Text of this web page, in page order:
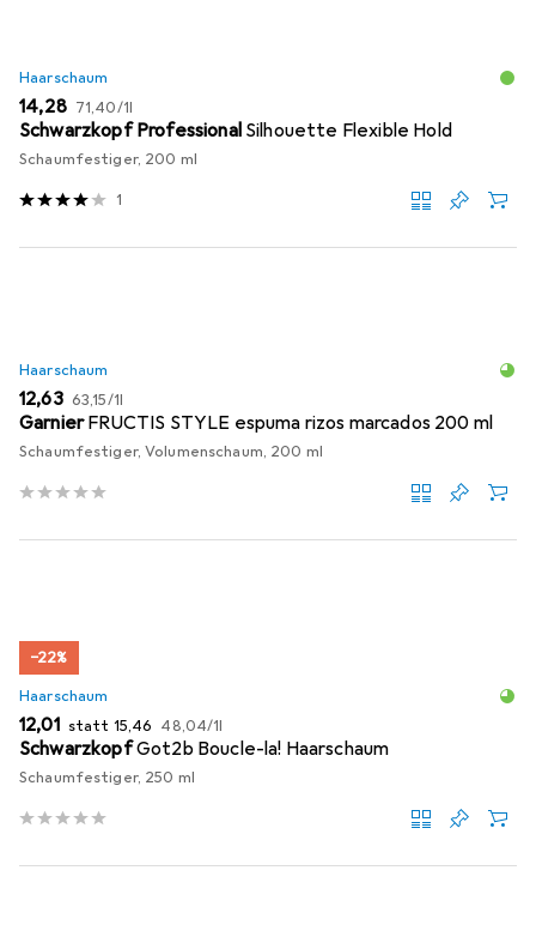
Haarschaum
EUR
14,28 EUR
71,40/1l
Schwarzkopf Professional Silhouette Flexible Hold
Schaumfestiger, 200 ml
1
Haarschaum
EUR
12,63 EUR
63,15/1l
GarnierFRUCTIS STYLE espuma rizos marcados 200 ml
Schaumfestiger, Volumenschaum, 200 ml
−22%
Haarschaum
EUR
12,01 statt EUR
15,46 EUR
48,04/1l
SchwarzkopfGot2b Boucle-la! Haarschaum
Schaumfestiger, 250 ml